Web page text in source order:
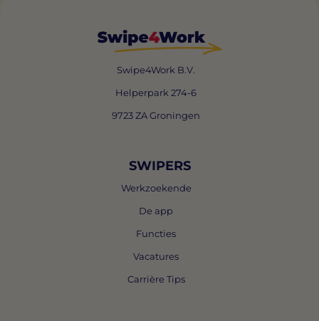
Swipe4Work B.V.
Helperpark 274-6
9723 ZA Groningen
SWIPERS
Werkzoekende
De app
Functies
Vacatures
Carrière Tips